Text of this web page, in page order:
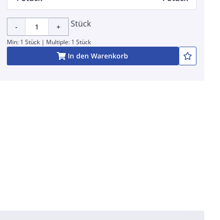
- + Stück
Min: 1 Stück | Multiple: 1 Stück
In den Warenkorb